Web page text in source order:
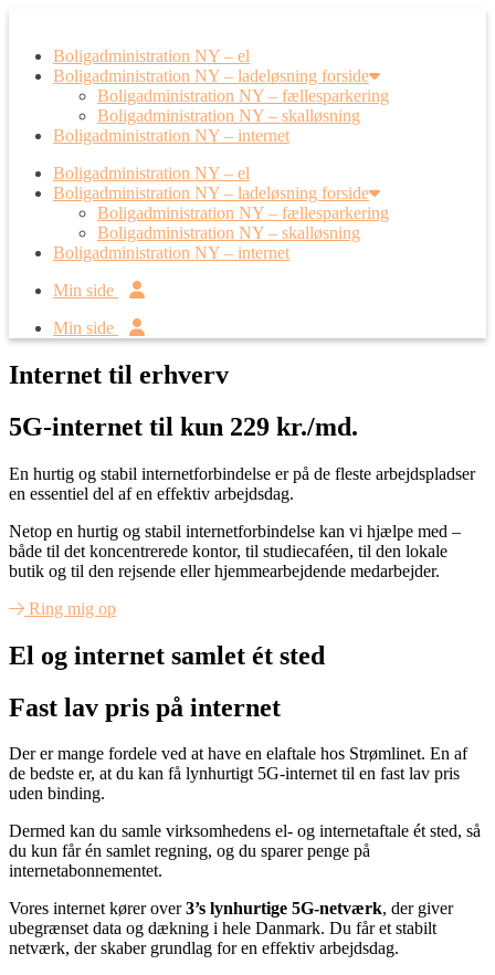
Boligadministration NY – el
Boligadministration NY – ladeløsning forside
Boligadministration NY – fællesparkering
Boligadministration NY – skalløsning
Boligadministration NY – internet
Boligadministration NY – el
Boligadministration NY – ladeløsning forside
Boligadministration NY – fællesparkering
Boligadministration NY – skalløsning
Boligadministration NY – internet
Min side
Min side
Internet til erhverv
5G-internet til kun 229 kr./md.
En hurtig og stabil internetforbindelse er på de fleste arbejdspladser
en essentiel del af en effektiv arbejdsdag.
Netop en hurtig og stabil internetforbindelse kan vi hjælpe med –
både til det koncentrerede kontor, til studiecaféen, til den lokale
butik og til den rejsende eller hjemmearbejdende medarbejder.
Ring mig op
El og internet samlet ét sted
Fast lav pris på internet
Der er mange fordele ved at have en elaftale hos Strømlinet. En af
de bedste er, at du kan få lynhurtigt 5G-internet til en fast lav pris
uden binding.
Dermed kan du samle virksomhedens el- og internetaftale ét sted, så
du kun får én samlet regning, og du sparer penge på
internetabonnementet.
Vores internet kører over3’s lynhurtige 5G-netværk, der giver
ubegrænset data og dækning i hele Danmark. Du får et stabilt
netværk, der skaber grundlag for en effektiv arbejdsdag.